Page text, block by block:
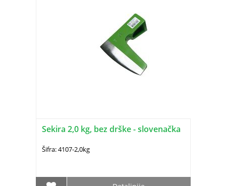
Sekira 2,0 kg, bez drške - slovenačka
Šifra: 4107-2,0kg